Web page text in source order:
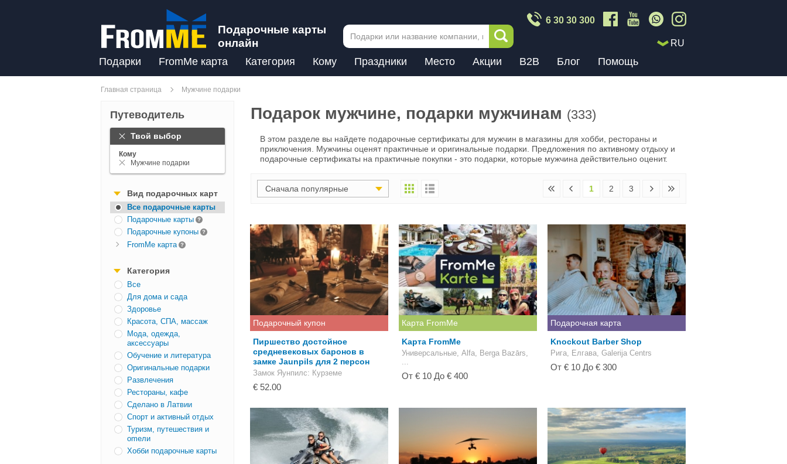
Подарочные карты
онлайн
6 30 30 300
RU
Подарки FromMe карта Категория Кому Праздники Место Акции B2B Блог Помощь
Главная страница Мужчине подарки
Путеводитель
Твой выбор
Кому
Мужчине подарки
Вид подарочных карт
Все подарочные карты
Подарочные карты
Подарочные купоны
FromMe карта
Категория
Все
Для дома и сада
Здоровье
Красота, СПА, массаж
Мода, одежда,
аксессуары
Обучение и литература
Оригинальные подарки
Развлечения
Рестораны, кафе
Сделано в Латвии
Спорт и активный отдых
Туризм, путешествия и
оmели
Хобби подарочные карты
Подарок мужчине, подарки мужчинам (333)
В этом разделе вы найдете подарочные сертификаты для мужчин в магазины для хобби, рестораны и
приключения. Мужчины оценят практичные и оригинальные подарки. Предложения по активному отдыху и
подарочные сертификаты на практичные покупки - это подарки, которые мужчина действительно оценит.
Сначала популярные 1 2 3
Подарочный купон
Пиршество достойное
средневековых баронов в
замке Jaunpils для 2 персон
Замок Яунпилс: Курземе
€ 52.00
Карта FromMe
Kарта FromMe
Универсальные, Alfa, Berga Bazārs,
...
От € 10 До € 400
Подарочная карта
Knockout Barber Shop
Рига, Елгава, Galerija Centrs
От € 10 До € 300